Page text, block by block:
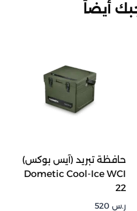
أيضاً
حافظة تبريد (آيس بوكس)
Dometic Cool-Ice WCI
22
ر.س